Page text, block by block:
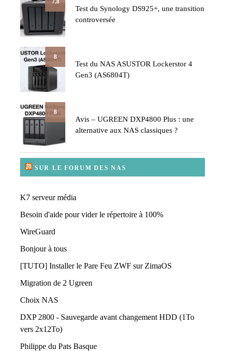
7.8
Test du Synology DS925+, une transition
controversée
8
Test du NAS ASUSTOR Lockerstor 4
Gen3 (AS6804T)
8
Avis – UGREEN DXP4800 Plus : une
alternative aux NAS classiques ?
SUR LE FORUM DES NAS
K7 serveur média
Besoin d'aide pour vider le répertoire à 100%
WireGuard
Bonjour à tous
[TUTO] Installer le Pare Feu ZWF sur ZimaOS
Migration de 2 Ugreen
Choix NAS
DXP 2800 - Sauvegarde avant changement HDD (1To
vers 2x12To)
Philippe du Pats Basque